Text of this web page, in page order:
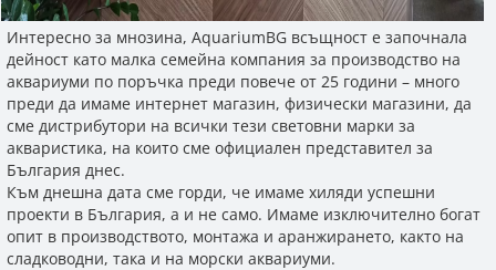
Интересно за мнозина, AquariumBG всъщност е започнала
дейност като малка семейна компания за производство на
аквариуми по поръчка преди повече от 25 години – много
преди да имаме интернет магазин, физически магазини, да
сме дистрибутори на всички тези световни марки за
акваристика, на които сме официален представител за
България днес.
Към днешна дата сме горди, че имаме хиляди успешни
проекти в България, а и не само. Имаме изключително богат
опит в производството, монтажа и аранжирането, както на
сладководни, така и на морски аквариуми.
Кръгли аквариуми
Градински езера
Поставки за аквариуми
Подложки за аквариуми
Филтър Медия
Резервни пълнители
Дозиращи помпи
Аксесоари за осветление
Обратни осмози
Реактори
Wi-Fi модули
Родилки
Лепила и силикон
Адаптери
Резервни лампи
Други
Интерактивни декорации
pH и буфери
Препарати срещу болести и паразити
Сол
Препарати срещу болести и паразити
Таблетки
Храна за бебета
Натурални храни за риби
Седмична храна
Замразена храна за сладководни риби
Прахообразна
Контролери и измервателни уреди
Други аксесоари за CO2 системи
Други аксесоари
Инкубатори
Градински езера
Фонтанни и езерни помпи
Прахосмукачки за езера
Други пасажни риби
Едри аквариумни риби
Живораждащи риби
Коридораси
Лабиринтови риби
0888 982 362
Магазин Пловдив
Магазин София - Люлин
Магазин София - Южен Парк